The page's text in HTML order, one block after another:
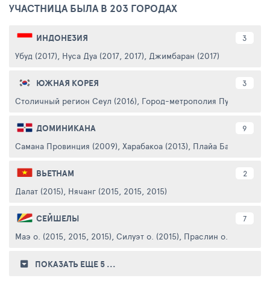
УЧАСТНИЦА БЫЛА В 203 ГОРОДАХ
ИНДОНЕЗИЯ 3
Убуд (2017), Нуса Дуа (2017, 2017), Джимбаран (2017)
ЮЖНАЯ КОРЕЯ 3
Столичный регион Сеул (2016), Город-метрополия Пусан (2016)
ДОМИНИКАНА 9
Самана Провинция (2009), Харабакоа (2013), Плайа Баваро
ВЬЕТНАМ 2
Далат (2015), Нячанг (2015, 2015, 2015)
СЕЙШЕЛЫ 7
Маэ о. (2015, 2015, 2015), Силуэт о. (2015), Праслин о. (2015,
ПОКАЗАТЬ ЕЩЕ 5 ...